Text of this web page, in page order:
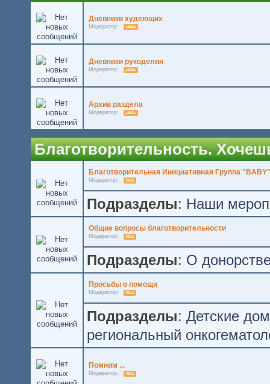
Дневники худеющих
Модератор: pti4a
Дневники рукоделия
Модератор: pti4a
Архив раздела
Модератор: pti4a
Благотворительность.
Благотворительная Инициативная Группа "BABY"
Модератор: Яна
Подразделы: Наши
Общие вопросы благотворительности
Модератор: Яна
Подразделы: О
Просьбы о помощи
Модератор: Яна
Подразделы: Детские
региональный
Помним ...
Модератор: Яна